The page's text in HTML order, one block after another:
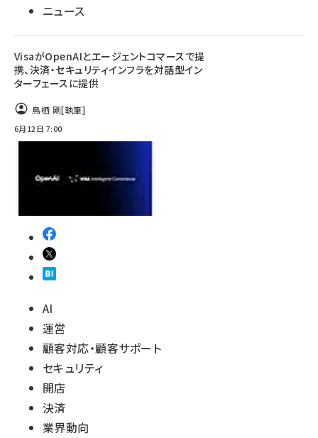
ニュース
VisaがOpenAIとエージェントコマースで提
携、決済・セキュリティインフラを対話型イン
ターフェースに提供
鳥栖 剛[執筆]
6月12日 7:00
AI
運営
顧客対応・顧客サポート
セキュリティ
開店
決済
業界動向